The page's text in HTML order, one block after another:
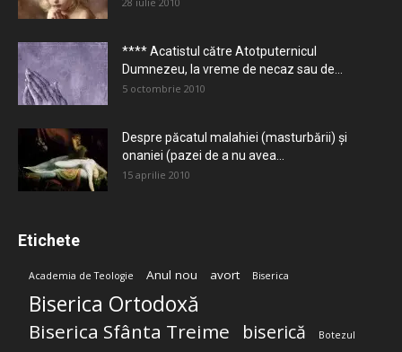
**** Acatistul către Atotputernicul
Dumnezeu, la vreme de necaz sau de...
5 octombrie 2010
Despre păcatul malahiei (masturbării) şi
onaniei (pazei de a nu avea...
15 aprilie 2010
Etichete
Academia de Teologie Anul nou avort Biserica
Biserica Ortodoxă
Biserica Sfânta Treime biserică Botezul